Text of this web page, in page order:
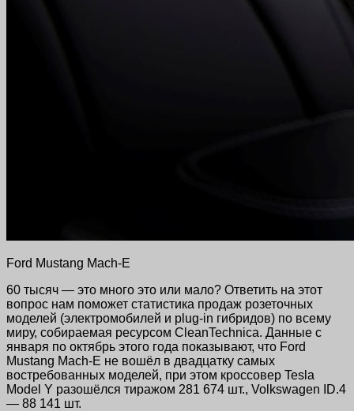
Ford Mustang Mach-E
60 тысяч — это много это или мало? Ответить на этот
вопрос нам поможет статистика продаж розеточных
моделей (электромобилей и plug-in гибридов) по всему
миру, собираемая ресурсом CleanTechnica. Данные с
января по октябрь этого года показывают, что Ford
Mustang Mach-E не вошёл в двадцатку самых
востребованных моделей, при этом кроссовер Tesla
Model Y разошёлся тиражом 281 674 шт., Volkswagen ID.4
— 88 141 шт.